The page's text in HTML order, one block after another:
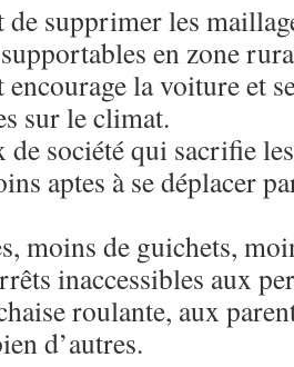
de supprimer les
en zone
la voiture et
sur le climat.
de société qui sacrifie
aptes à se déplacer
moins de guichets,
inaccessibles aux
roulante, aux
d’autres.